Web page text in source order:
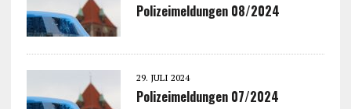
Polizeimeldungen 08/2024
29. JULI 2024
Polizeimeldungen 07/2024